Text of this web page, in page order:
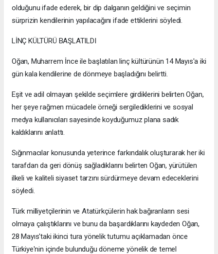
olduğunu ifade ederek, bir dip dalganın geldiğini ve seçimin
sürprizin kendilerinin yapılacağını ifade ettiklerini söyledi.
LİNÇ KÜLTÜRÜ BAŞLATILDI
Oğan, Muharrem İnce ile başlatılan linç kültürünün 14 Mayıs'a iki
gün kala kendilerine de dönmeye başladığını belirtti.
Eşit ve adil olmayan şekilde seçimlere girdiklerini belirten Oğan,
her şeye rağmen mücadele örneği sergilediklerini ve sosyal
medya kullanıcıları sayesinde koyduğumuz plana sadık
kaldıklarını anlattı.
Sığınmacılar konusunda yeterince farkındalık oluşturarak her iki
tarafdan da geri dönüş sağladıklarını belirten Oğan, yürütülen
ilkeli ve kaliteli siyaset tarzını sürdürmeye devam edeceklerini
söyledi.
Türk milliyetçilerinin ve Atatürkçülerin hak bağıranların sesi
olmaya çalıştıklarını ve bunu da başardıklarını kaydeden Oğan,
28 Mayıs'taki ikinci tura yönelik tutumu açıklamadan önce
Türkiye'nin içinde bulunduğu döneme yönelik de temel